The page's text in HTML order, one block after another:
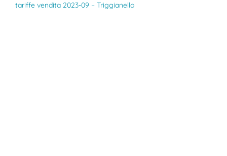
tariffe vendita 2023-09 – Triggianello